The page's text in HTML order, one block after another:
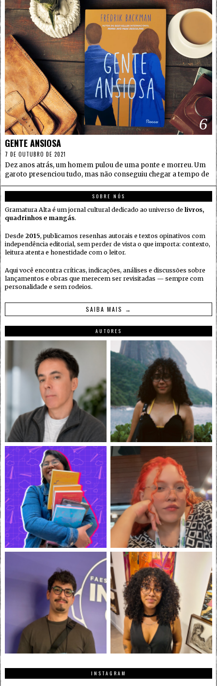
6
GENTE ANSIOSA
7 DE OUTUBRO DE 2021
Dez anos atrás, um homem pulou de uma ponte e morreu. Um
garoto presenciou tudo, mas não conseguiu chegar a tempo de
SOBRE NÓS
Gramatura Alta é um jornal cultural dedicado ao universo de livros,
quadrinhos e mangás.
Desde 2015, publicamos resenhas autorais e textos opinativos com
independência editorial, sem perder de vista o que importa: contexto,
leitura atenta e honestidade com o leitor.
Aqui você encontra críticas, indicações, análises e discussões sobre
lançamentos e obras que merecem ser revisitadas — sempre com
personalidade e sem rodeios.
SAIBA MAIS →
AUTORES
INSTAGRAM